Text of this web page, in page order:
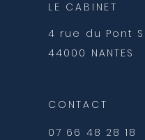
LE CABINET
4 rue du Pont
44000 NANTES
CONTACT
07 66 48 28 18